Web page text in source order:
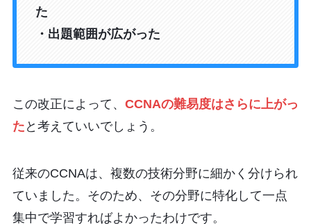
た
・出題範囲が広がった
この改正によって、 CCNAの難易度はさらに上がっ
た と考えていいでしょう。
従来のCCNAは、複数の技術分野に細かく分けられ
ていました。そのため、その分野に特化して一点
集中で学習すればよかったわけです。